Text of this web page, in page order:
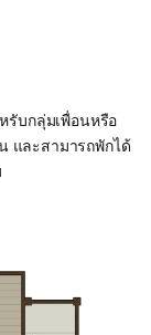
รับกลุ่มเพื่อนหรือ
และสามารถพักได้